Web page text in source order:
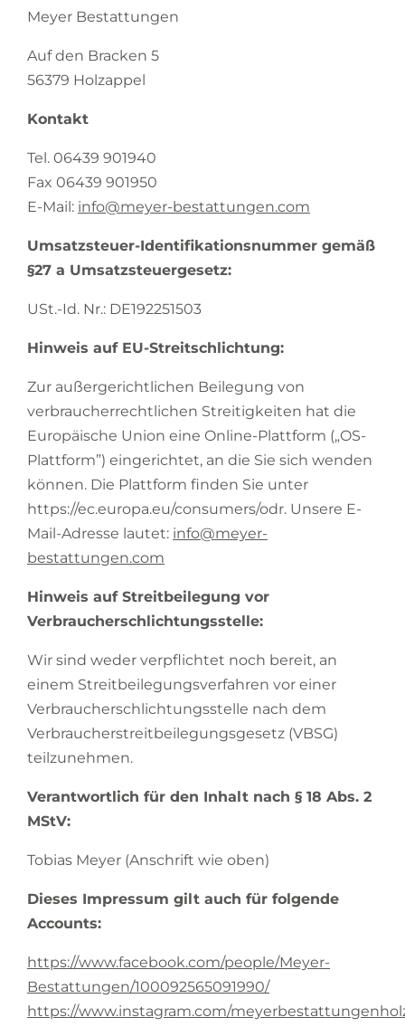
Meyer Bestattungen
Auf den Bracken 5
56379 Holzappel
Kontakt
Tel. 06439 901940
Fax 06439 901950
E-Mail: info@meyer-bestattungen.com
Umsatzsteuer-Identifikationsnummer gemäß
§27 a Umsatzsteuergesetz:
USt.-Id. Nr.: DE192251503
Hinweis auf EU-Streitschlichtung:
Zur außergerichtlichen Beilegung von
verbraucherrechtlichen Streitigkeiten hat die
Europäische Union eine Online-Plattform („OS-
Plattform”) eingerichtet, an die Sie sich wenden
können. Die Plattform finden Sie unter
https://ec.europa.eu/consumers/odr. Unsere E-
Mail-Adresse lautet: info@meyer-
bestattungen.com
Hinweis auf Streitbeilegung vor
Verbraucherschlichtungsstelle:
Wir sind weder verpflichtet noch bereit, an
einem Streitbeilegungsverfahren vor einer
Verbraucherschlichtungsstelle nach dem
Verbraucherstreitbeilegungsgesetz (VBSG)
teilzunehmen.
Verantwortlich für den Inhalt nach § 18 Abs. 2
MStV:
Tobias Meyer (Anschrift wie oben)
Dieses Impressum gilt auch für folgende
Accounts:
https://www.facebook.com/people/Meyer-
Bestattungen/100092565091990/
https://www.instagram.com/